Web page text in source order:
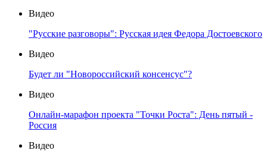
Видео
"Русские разговоры": Русская идея Федора Достоевского
Видео
Будет ли "Новороссийский консенсус"?
Видео
Онлайн-марафон проекта "Точки Роста": День пятый -
Россия
Видео